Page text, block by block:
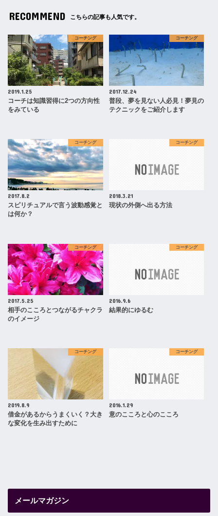
RECOMMEND こちらの記事も人気です。
コーチング
2019.1.25
コーチは知識習得に2つの方向性
をみている
コーチング
2017.12.24
普段、夢を見ない人必見！夢見の
テクニックをご紹介します
コーチング
2017.8.2
スピリチュアルで言う波動感覚と
は何か？
コーチング
2018.3.21
現状の外側へ出る方法
コーチング
2017.5.25
相手のこころとつながるチャクラ
のイメージ
コーチング
2016.9.6
結果的にゆるむ
コーチング
2019.8.9
借金があるからうまくいく？大き
な変化を生み出すために
コーチング
2016.1.29
意のこころと心のこころ
メールマガジン